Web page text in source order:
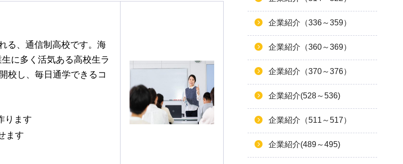
る、通信制高校です。海
に多く活気ある高校生ラ
校し、毎日通学できるコ
ります
ます
企業紹介（336～359）
企業紹介（360～369）
企業紹介（370～376）
企業紹介(528～536)
企業紹介（511～517）
企業紹介(489～495)